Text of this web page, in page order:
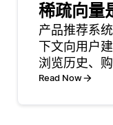
感器和设备
的数据。预
维护在很大
上依赖于对
数据的分析，
稀疏向量
产品推荐系
下文向用户
浏览历史、
以预测哪些用
Read Now